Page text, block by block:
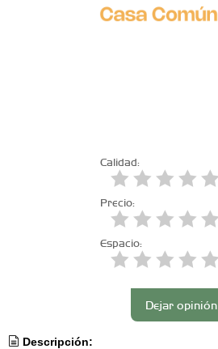
Calidad:
Precio:
Espacio:
Dejar opinión
Descripción: